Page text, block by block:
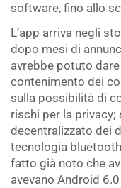
software, fino allo
L’app arriva negli
dopo mesi di
avrebbe potuto
contenimento dei
sulla possibilità di
rischi per la
decentralizzato dei
tecnologia
fatto già noto che
avevano Android